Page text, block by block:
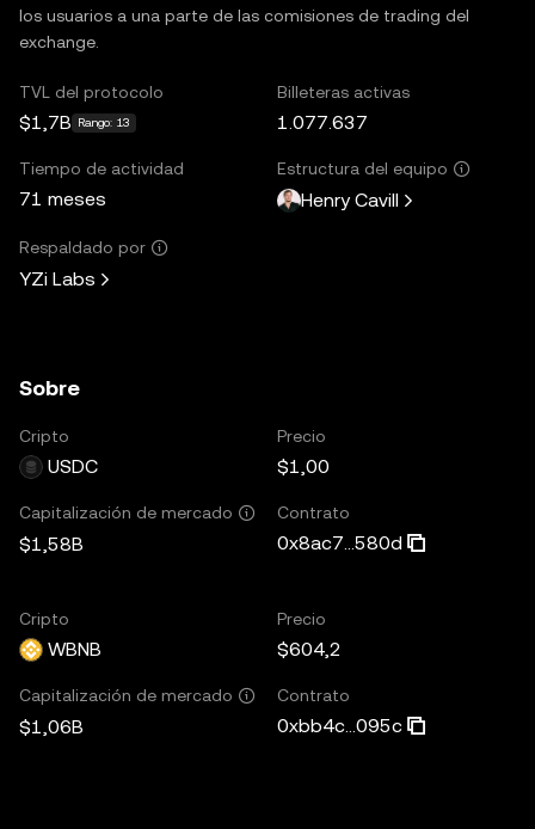
los usuarios a una parte de las comisiones de trading del
exchange.
TVL del protocolo
$1,7B Rango: 13
Billeteras activas
1.077.637
Tiempo de actividad
71 meses
Estructura del equipo
Henry Cavill
Respaldado por
YZi Labs
Sobre
Cripto
USDC
Precio
$1,00
Capitalización de mercado
$1,58B
Contrato
0x8ac7...580d
Cripto
WBNB
Precio
$604,2
Capitalización de mercado
$1,06B
Contrato
0xbb4c...095c